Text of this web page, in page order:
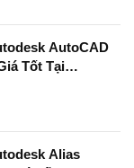
AutoCAD
Tốt Tại
Alias